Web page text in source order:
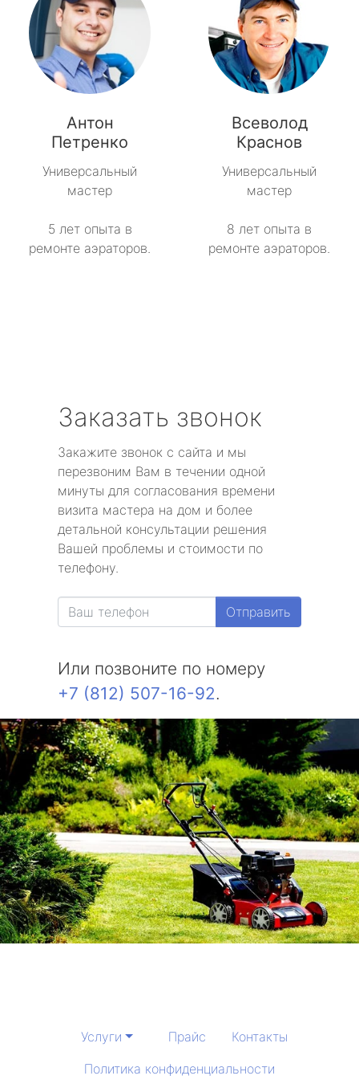
Антон
Петренко
Универсальный
мастер
5 лет опыта в
ремонте аэраторов.
Всеволод
Краснов
Универсальный
мастер
8 лет опыта в
ремонте аэраторов.
Заказать звонок
Закажите звонок с сайта и мы
перезвоним Вам в течении одной
минуты для согласования времени
визита мастера на дом и более
детальной консультации решения
Вашей проблемы и стоимости по
телефону.
Отправить
Или позвоните по номеру
+7 (812) 507-16-92.
Услуги Прайс
Контакты
Политика конфиденциальности